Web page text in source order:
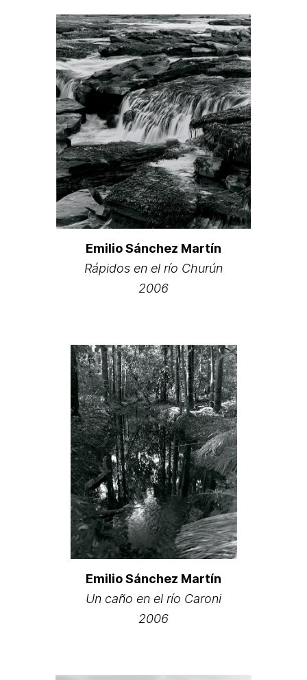
Emilio Sánchez Martín
Rápidos en el río Churún
2006
Emilio Sánchez Martín
Un caño en el río Caroni
2006